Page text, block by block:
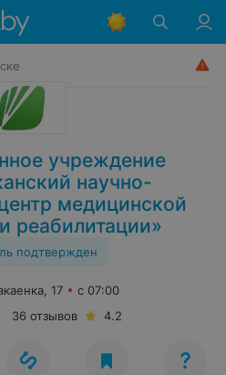
учреждение
научно-
медицинской
реабилитации»
подтвержден
17
с 07:00
36 отзывов 4.2